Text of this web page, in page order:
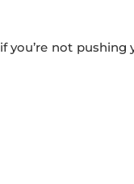
you’re not pushing